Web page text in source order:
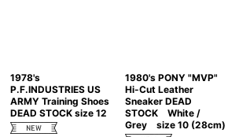
1978's
P.F.INDUSTRIES US
ARMY Training Shoes
DEAD STOCK size 12
1980's PONY "MVP"
Hi-Cut Leather
Sneaker DEAD
STOCK White /
Grey size 10 (28cm)